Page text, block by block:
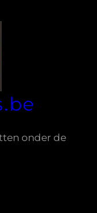
onder de